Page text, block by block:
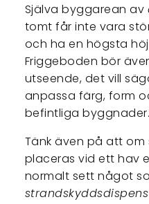
Själva byggarean av
tomt får inte vara
och ha en högsta
Friggeboden bör
utseende, det vill
anpassa färg, form
befintliga byggnader.
Tänk även på att
placeras vid ett hav
normalt sett något
strandskyddsdispens